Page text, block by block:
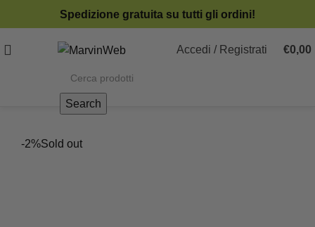
Spedizione gratuita su tutti gli ordini!
Accedi / Registrati €0,00
Search
-2%Sold out